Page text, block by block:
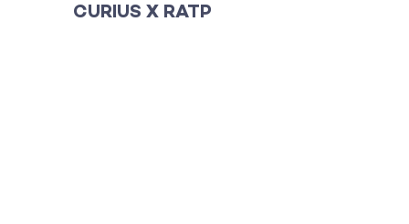
L’équipe
CURIUS X RATP